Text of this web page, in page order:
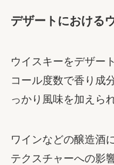
デザートにおける
ウイスキーをデザー
コール度数で香り成
っかり風味を加えら
ワインなどの醸造酒
テクスチャーへの影